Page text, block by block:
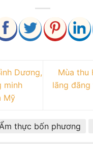
Dương,
minh
Mỹ
Mùa thu
lãng
thực bốn phương